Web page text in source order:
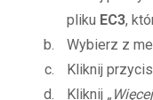
pliku EC3,
Wybierz z
Kliknij
Kliknij